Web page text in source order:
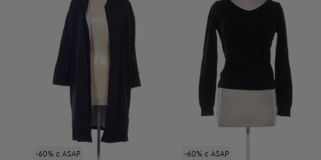
-60% с ASAP -60% с ASAP